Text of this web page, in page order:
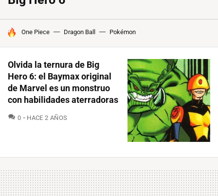
HOY SE HABLA DE
One Piece Dragon Ball Pokémon
Olvida la ternura de Big
Hero 6: el Baymax original
de Marvel es un monstruo
con habilidades aterradoras
0 COMENTARIOS
HACE 2 AÑOS